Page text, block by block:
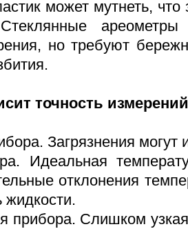
может мутнеть, что
но требуют
точность
Загрязнения могут
Идеальная
отклонения
жидкости.
прибора. Слишком